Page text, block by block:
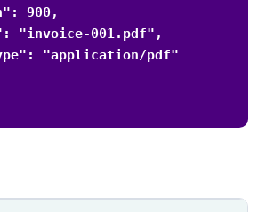
900,
"invoice-001.pdf",
"application/pdf"